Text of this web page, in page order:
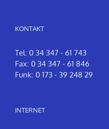
KONTAKT
Tel: 0 34 347 - 61 743
Fax: 0 34 347 - 61 846
Funk: 0 173 - 39 248 29
INTERNET